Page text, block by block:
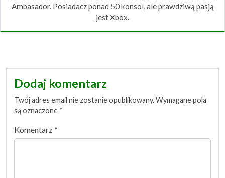
Ambasador. Posiadacz ponad 50 konsol, ale prawdziwą pasją
jest Xbox.
Dodaj komentarz
Twój adres email nie zostanie opublikowany.Wymagane pola
są oznaczone *
Komentarz*